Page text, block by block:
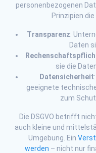
personenbezogenen
Prinzipien die
Transparenz:
Daten
sie die
Datensicherheit
geeignete
zum
Die DSGVO betrifft
auch kleine und
Umgebung. Ein
werden – nicht nur